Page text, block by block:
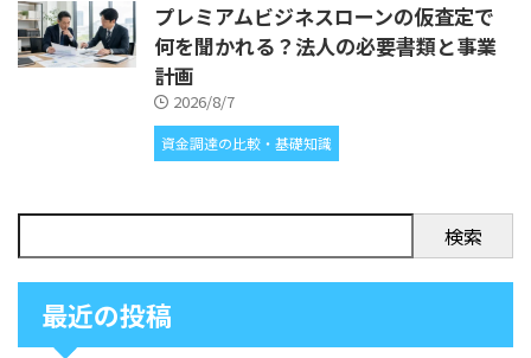
プレミアムビジネスローンの仮査定で
何を聞かれる？法人の必要書類と事業
計画
2026/8/7
資金調達の比較・基礎知識
検索
最近の投稿